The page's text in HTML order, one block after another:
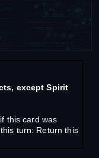
except Spirit
this card was
turn: Return this